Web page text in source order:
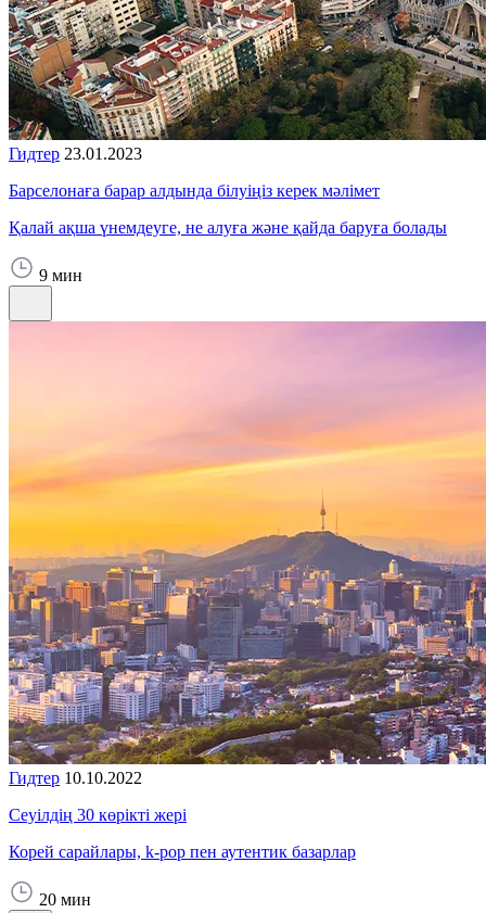
Гидтер 23.01.2023
Барселонаға барар алдында білуіңіз керек мәлімет
Қалай ақша үнемдеуге, не алуға және қайда баруға болады
9 мин
Гидтер 10.10.2022
Сеуілдің 30 көрікті жері
Корей сарайлары, k-pop пен аутентик базарлар
20 мин